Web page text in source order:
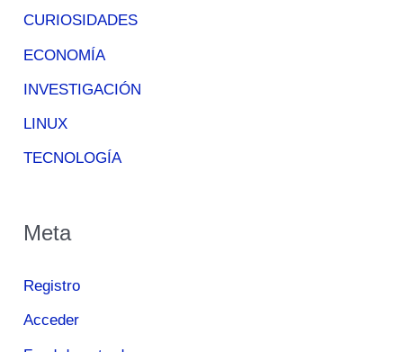
CURIOSIDADES
ECONOMÍA
INVESTIGACIÓN
LINUX
TECNOLOGÍA
Meta
Registro
Acceder